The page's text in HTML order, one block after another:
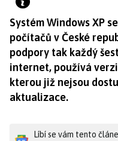
Systém Windows XP
počítačů v České
podpory tak každý
internet, používá
kterou již nejsou
aktualizace.
Líbí se vám tento